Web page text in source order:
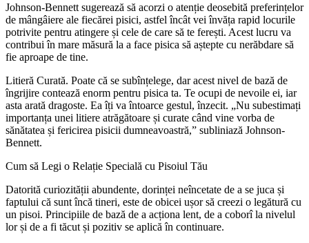
Johnson-Bennett sugerează să acorzi o atenție deosebită preferințelor
de mângâiere ale fiecărei pisici, astfel încât vei învăța rapid locurile
potrivite pentru atingere și cele de care să te ferești. Acest lucru va
contribui în mare măsură la a face pisica să aștepte cu nerăbdare să
fie aproape de tine.
Litieră Curată. Poate că se subînțelege, dar acest nivel de bază de
îngrijire contează enorm pentru pisica ta. Te ocupi de nevoile ei, iar
asta arată dragoste. Ea îți va întoarce gestul, înzecit. „Nu subestimați
importanța unei litiere atrăgătoare și curate când vine vorba de
sănătatea și fericirea pisicii dumneavoastră,” subliniază Johnson-
Bennett.
Cum să Legi o Relație Specială cu Pisoiul Tău
Datorită curiozității abundente, dorinței neîncetate de a se juca și
faptului că sunt încă tineri, este de obicei ușor să creezi o legătură cu
un pisoi. Principiile de bază de a acționa lent, de a coborî la nivelul
lor și de a fi tăcut și pozitiv se aplică în continuare.